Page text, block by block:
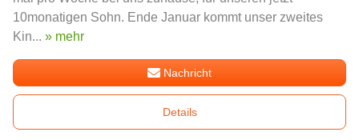
10monatigen Sohn. Ende Januar kommt unser zweites
Kin... » mehr
Nachricht
Details